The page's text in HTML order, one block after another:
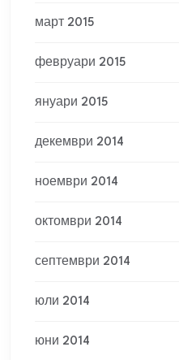
март 2015
февруари 2015
януари 2015
декември 2014
ноември 2014
октомври 2014
септември 2014
юли 2014
юни 2014